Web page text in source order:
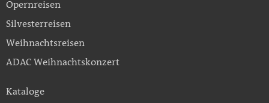
Opernreisen
Silvesterreisen
Weihnachtsreisen
ADAC Weihnachtskonzert
Kataloge